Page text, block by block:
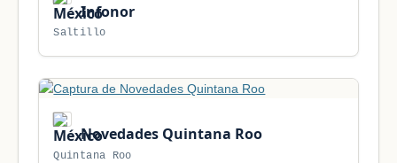
Infonor
Saltillo
Novedades Quintana Roo
Quintana Roo